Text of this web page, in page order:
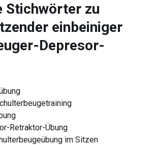
Stichwörter zu
einbeiniger
Depresor-
Retraktor-Übung
im Sitzen